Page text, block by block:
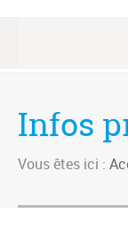
Infos
Vous êtes ici :